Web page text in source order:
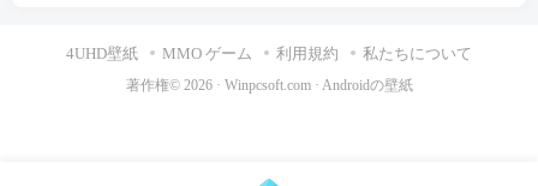
4UHD壁紙 MMO ゲーム 利用規約 私たちについて
著作権© 2026 · Winpcsoft.com· Androidの壁紙